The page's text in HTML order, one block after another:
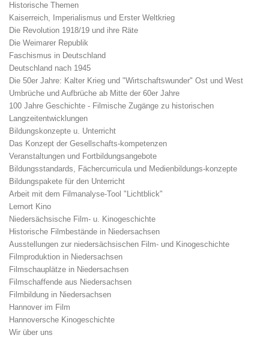
Historische Themen
Kaiserreich, Imperialismus und Erster Weltkrieg
Die Revolution 1918/19 und ihre Räte
Die Weimarer Republik
Faschismus in Deutschland
Deutschland nach 1945
Die 50er Jahre: Kalter Krieg und "Wirtschaftswunder" Ost und West
Umbrüche und Aufbrüche ab Mitte der 60er Jahre
100 Jahre Geschichte - Filmische Zugänge zu historischen
Langzeitentwicklungen
Bildungskonzepte u. Unterricht
Das Konzept der Gesellschafts-kompetenzen
Veranstaltungen und Fortbildungsangebote
Bildungsstandards, Fächercurricula und Medienbildungs-konzepte
Bildungspakete für den Unterricht
Arbeit mit dem Filmanalyse-Tool "Lichtblick"
Lernort Kino
Niedersächsische Film- u. Kinogeschichte
Historische Filmbestände in Niedersachsen
Ausstellungen zur niedersächsischen Film- und Kinogeschichte
Filmproduktion in Niedersachsen
Filmschauplätze in Niedersachsen
Filmschaffende aus Niedersachsen
Filmbildung in Niedersachsen
Hannover im Film
Hannoversche Kinogeschichte
Wir über uns